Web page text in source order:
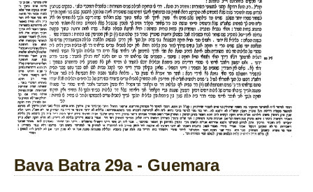
Bava Batra 29a - Guemara